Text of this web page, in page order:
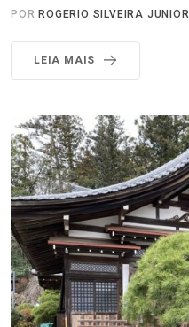
PORROGERIO SILVEIRA JUNIOR
LEIA MAIS